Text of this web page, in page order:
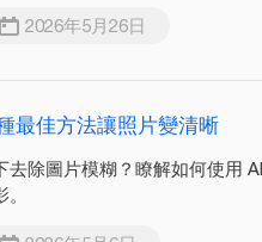
2026年5月26日
最佳方法讓照片變清晰
去除圖片模糊？瞭解如何使用